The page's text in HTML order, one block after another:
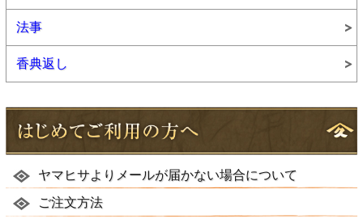
法事
香典返し
ヤマヒサよりメールが届かない場合について
ご注文方法